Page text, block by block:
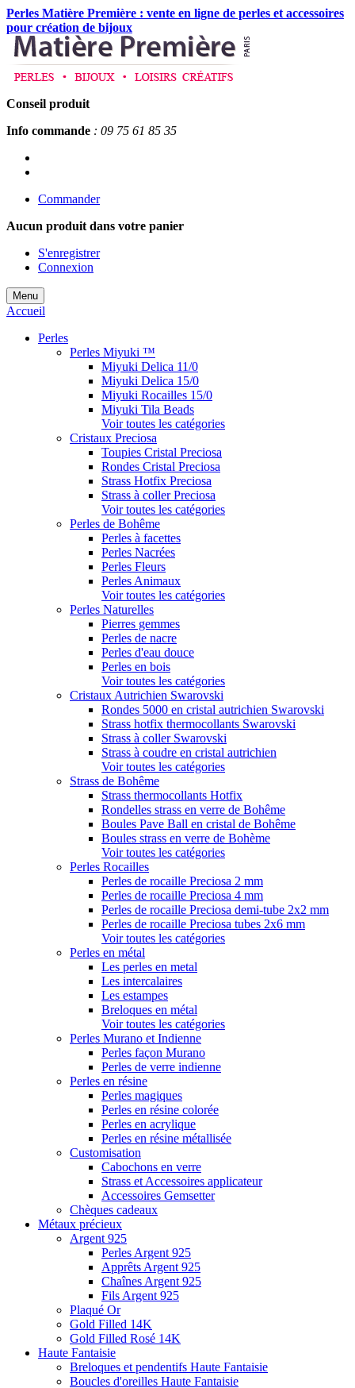
Perles Matière Première : vente en ligne de perles et accessoires
pour création de bijoux
Conseil produit
Info commande : 09 75 61 85 35
Commander
Aucun produit dans votre panier
S'enregistrer
Connexion
Menu
Accueil
Perles
Perles Miyuki ™
Miyuki Delica 11/0
Miyuki Delica 15/0
Miyuki Rocailles 15/0
Miyuki Tila Beads
Voir toutes les catégories
Cristaux Preciosa
Toupies Cristal Preciosa
Rondes Cristal Preciosa
Strass Hotfix Preciosa
Strass à coller Preciosa
Voir toutes les catégories
Perles de Bohême
Perles à facettes
Perles Nacrées
Perles Fleurs
Perles Animaux
Voir toutes les catégories
Perles Naturelles
Pierres gemmes
Perles de nacre
Perles d'eau douce
Perles en bois
Voir toutes les catégories
Cristaux Autrichien Swarovski
Rondes 5000 en cristal autrichien Swarovski
Strass hotfix thermocollants Swarovski
Strass à coller Swarovski
Strass à coudre en cristal autrichien
Voir toutes les catégories
Strass de Bohême
Strass thermocollants Hotfix
Rondelles strass en verre de Bohême
Boules Pave Ball en cristal de Bohême
Boules strass en verre de Bohème
Voir toutes les catégories
Perles Rocailles
Perles de rocaille Preciosa 2 mm
Perles de rocaille Preciosa 4 mm
Perles de rocaille Preciosa demi-tube 2x2 mm
Perles de rocaille Preciosa tubes 2x6 mm
Voir toutes les catégories
Perles en métal
Les perles en metal
Les intercalaires
Les estampes
Breloques en métal
Voir toutes les catégories
Perles Murano et Indienne
Perles façon Murano
Perles de verre indienne
Perles en résine
Perles magiques
Perles en résine colorée
Perles en acrylique
Perles en résine métallisée
Customisation
Cabochons en verre
Strass et Accessoires applicateur
Accessoires Gemsetter
Chèques cadeaux
Métaux précieux
Argent 925
Perles Argent 925
Apprêts Argent 925
Chaînes Argent 925
Fils Argent 925
Plaqué Or
Gold Filled 14K
Gold Filled Rosé 14K
Haute Fantaisie
Breloques et pendentifs Haute Fantaisie
Boucles d'oreilles Haute Fantaisie